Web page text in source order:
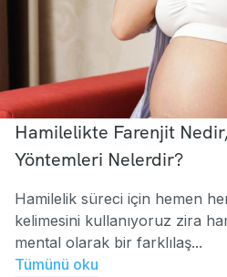
Hamilelikte Farenjit
Yöntemleri Nelerdir?
Hamilelik süreci için hemen her
kelimesini kullanıyoruz zira
mental olarak bir farklılaş...
Tümünü oku